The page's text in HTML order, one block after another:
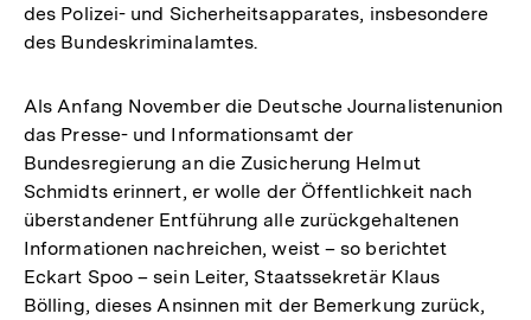
des Polizei- und Sicherheitsapparates, insbesondere
des Bundeskriminalamtes.
Als Anfang November die Deutsche Journalistenunion
das Presse- und Informationsamt der
Bundesregierung an die Zusicherung Helmut
Schmidts erinnert, er wolle der Öffentlichkeit nach
überstandener Entführung alle zurückgehaltenen
Informationen nachreichen, weist – so berichtet
Eckart Spoo – sein Leiter, Staatssekretär Klaus
Bölling, dieses Ansinnen mit der Bemerkung zurück,